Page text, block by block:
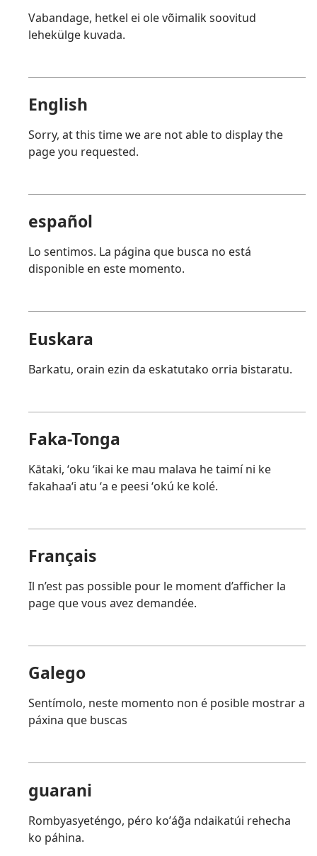
Vabandage, hetkel ei ole võimalik soovitud
lehekülge kuvada.
English
Sorry, at this time we are not able to display the
page you requested.
español
Lo sentimos. La página que busca no está
disponible en este momento.
Euskara
Barkatu, orain ezin da eskatutako orria bistaratu.
Faka-Tonga
Kātaki, ʻoku ʻikai ke mau malava he taimí ni ke
fakahaaʻi atu ʻa e peesi ʻokú ke kolé.
Français
Il n’est pas possible pour le moment d’afficher la
page que vous avez demandée.
Galego
Sentímolo, neste momento non é posible mostrar a
páxina que buscas
guarani
Rombyasyeténgo, péro koʼág̃a ndaikatúi rehecha
ko páhina.